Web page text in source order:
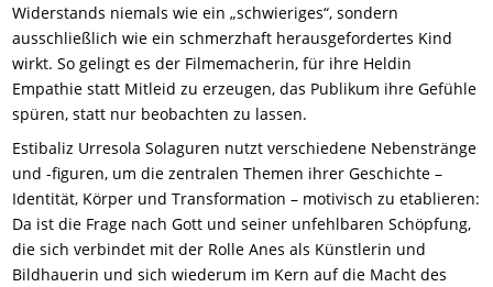
Widerstands niemals wie ein „schwieriges“, sondern
ausschließlich wie ein schmerzhaft herausgefordertes Kind
wirkt. So gelingt es der Filmemacherin, für ihre Heldin
Empathie statt Mitleid zu erzeugen, das Publikum ihre Gefühle
spüren, statt nur beobachten zu lassen.
Estibaliz Urresola Solaguren nutzt verschiedene Nebenstränge
und -figuren, um die zentralen Themen ihrer Geschichte –
Identität, Körper und Transformation – motivisch zu etablieren:
Da ist die Frage nach Gott und seiner unfehlbaren Schöpfung,
die sich verbindet mit der Rolle Anes als Künstlerin und
Bildhauerin und sich wiederum im Kern auf die Macht des